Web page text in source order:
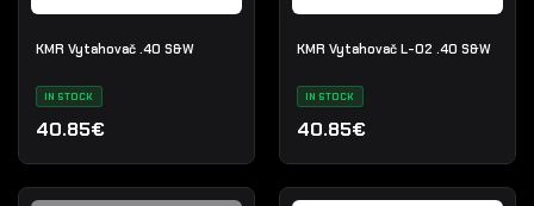
KMR Vytahovač .40 S&W
IN STOCK
40.85€
KMR Vytahovač L-02 .40 S&W
IN STOCK
40.85€